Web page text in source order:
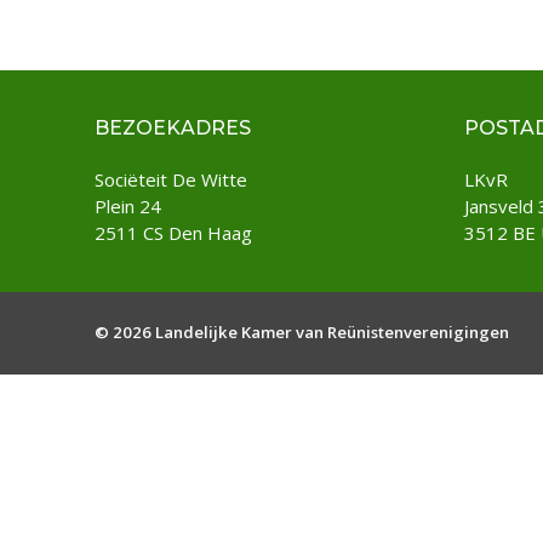
BEZOEKADRES
Sociëteit De Witte
Plein 24
2511 CS Den Haag
LKvR
Jansveld
3512 BE
© 2026 Landelijke Kamer van Reünistenverenigingen